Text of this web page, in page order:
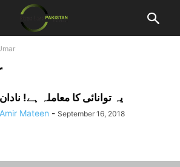
یہ توانائی کا معاملہ ہے! نادان
Amir Mateen - September 16, 2018